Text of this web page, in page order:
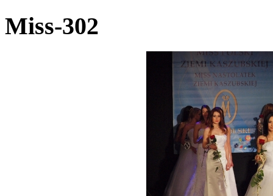
Miss-302